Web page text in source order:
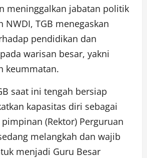
meninggalkan jabatan politik
NWDI, TGB menegaskan
pendidikan dan
warisan besar, yakni
keummatan.
saat ini tengah bersiap
kapasitas diri sebagai
(Rektor) Perguruan
melangkah dan wajib
menjadi Guru Besar